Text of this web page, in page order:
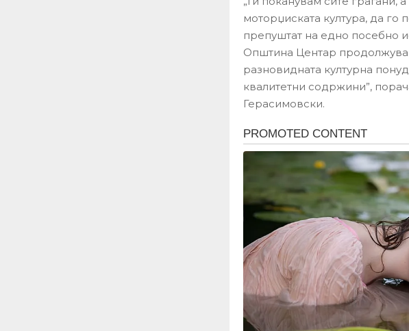
моторџиската култура, да го
препуштат на едно посебно
Општина Центар продолжува
разновидната културна
квалитетни содржини”,
Герасимовски.